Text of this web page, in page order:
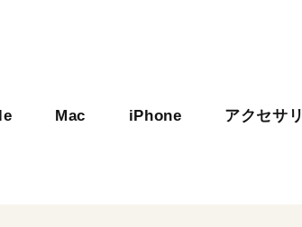
Mac iPhone アクセサリ